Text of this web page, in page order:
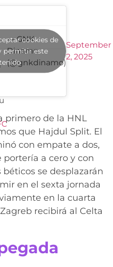
— GNK
Dinamo
(@gnkdinamo)
September
2, 2025
cookies de
permitir este
primero de la HNL
que Hajdul Split. El
con empate a dos,
a cero y con
se desplazarán
en el sexta jornada
en la cuarta
recibirá al Celta